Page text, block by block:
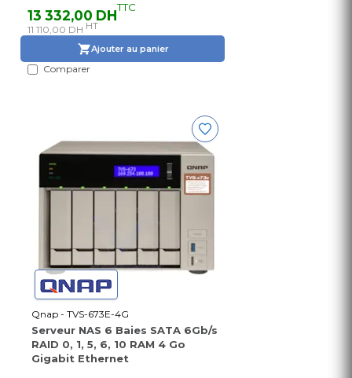
13 332,00 DHTTC
11 110,00 DH HT
Ajouter au panier
Comparer
Qnap - TVS-673E-4G
Serveur NAS 6 Baies SATA 6Gb/s
RAID 0, 1, 5, 6, 10 RAM 4 Go
Gigabit Ethernet